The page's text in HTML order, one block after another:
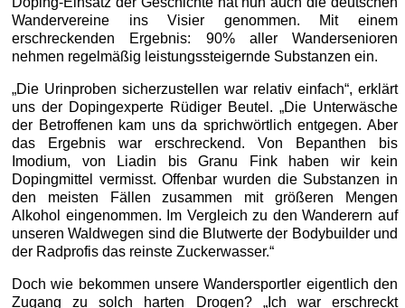
Wandervereine ins Visier genommen. Mit einem
erschreckenden Ergebnis: 90% aller Wandersenioren
nehmen regelmäßig leistungssteigernde Substanzen ein.
„Die Urinproben sicherzustellen war relativ einfach“, erklärt
uns der Dopingexperte Rüdiger Beutel. „Die Unterwäsche
der Betroffenen kam uns da sprichwörtlich entgegen. Aber
das Ergebnis war erschreckend. Von Bepanthen bis
Imodium, von Liadin bis Granu Fink haben wir kein
Dopingmittel vermisst. Offenbar wurden die Substanzen in
den meisten Fällen zusammen mit größeren Mengen
Alkohol eingenommen. Im Vergleich zu den Wanderern auf
unseren Waldwegen sind die Blutwerte der Bodybuilder und
der Radprofis das reinste Zuckerwasser.“
Doch wie bekommen unsere Wandersportler eigentlich den
Zugang zu solch harten Drogen? „Ich war erschreckt